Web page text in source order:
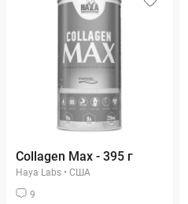
Collagen Max - 395 г
Haya Labs • США
9